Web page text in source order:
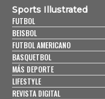
Sports Illustrated
FUTBOL
BEISBOL
FUTBOL AMERICANO
BASQUETBOL
MÁS DEPORTE
LIFESTYLE
REVISTA DIGITAL